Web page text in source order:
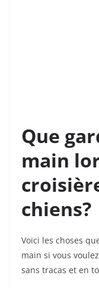
Que
main
chiens?
Voici les choses
main si vous
sans tracas et en